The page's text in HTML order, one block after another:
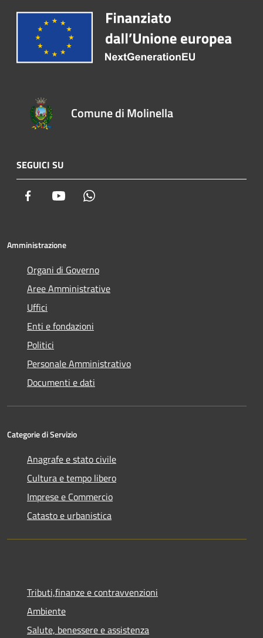
Comune di Molinella
SEGUICI SU
Facebook Youtube
Amministrazione
Organi di Governo
Aree Amministrative
Uffici
Enti e fondazioni
Politici
Personale Amministrativo
Documenti e dati
Categorie di Servizio
Anagrafe e stato civile
Cultura e tempo libero
Imprese e Commercio
Catasto e urbanistica
Tributi,finanze e contravvenzioni
Ambiente
Salute, benessere e assistenza